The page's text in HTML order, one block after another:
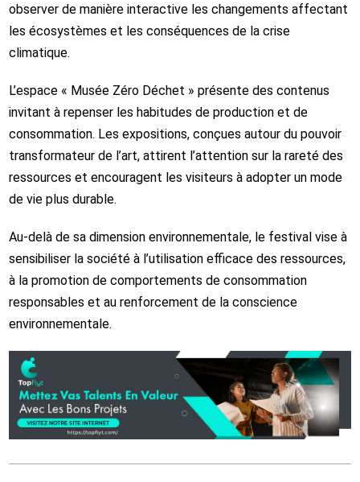
observer de manière interactive les changements affectant
les écosystèmes et les conséquences de la crise
climatique.
L’espace « Musée Zéro Déchet » présente des contenus
invitant à repenser les habitudes de production et de
consommation. Les expositions, conçues autour du pouvoir
transformateur de l’art, attirent l’attention sur la rareté des
ressources et encouragent les visiteurs à adopter un mode
de vie plus durable.
Au-delà de sa dimension environnementale, le festival vise à
sensibiliser la société à l’utilisation efficace des ressources,
à la promotion de comportements de consommation
responsables et au renforcement de la conscience
environnementale.